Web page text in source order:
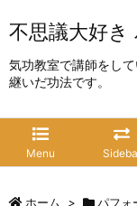
不思議大好き
気功教室で講師をし
継いだ功法です。
Menu
ホーム > パフォ